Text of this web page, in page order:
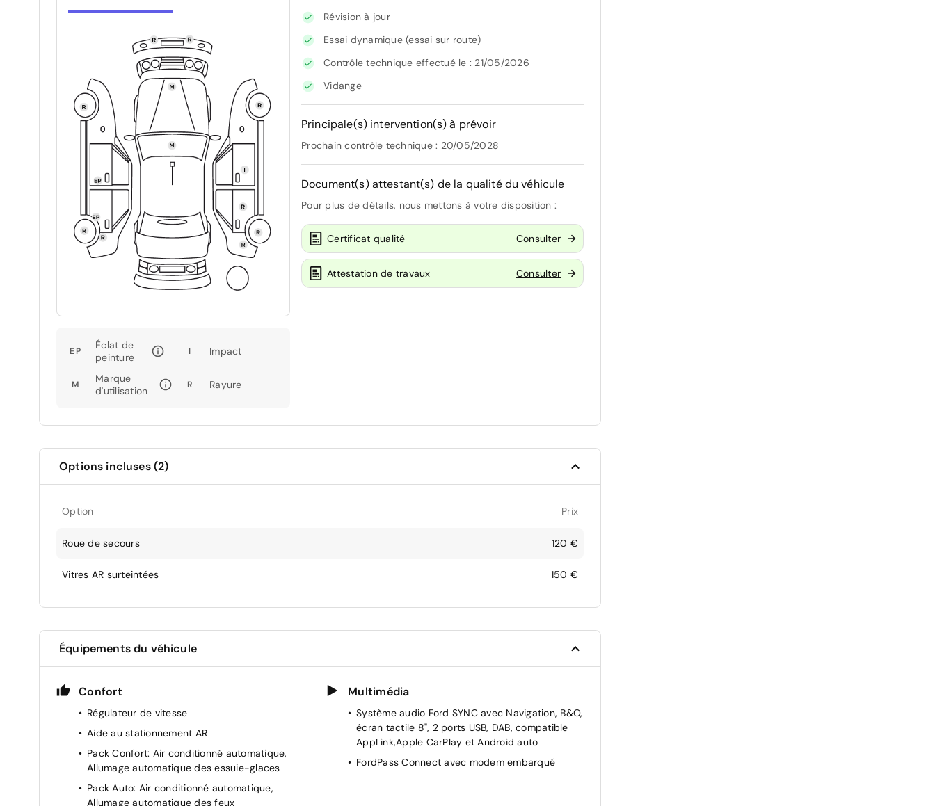
EP
Éclat de
peinture
I Impact
M
Marque
d'utilisation
R Rayure
Révision à jour
Essai dynamique (essai sur route)
Contrôle technique effectué le : 21/05/2026
Vidange
Principale(s) intervention(s) à prévoir
Prochain contrôle technique : 20/05/2028
Document(s) attestant(s) de la qualité du véhicule
Pour plus de détails, nous mettons à votre disposition :
Certificat qualité Consulter
Attestation de travaux Consulter
Options incluses (2)
Option Prix
Roue de secours 120 €
Vitres AR surteintées 150 €
Équipements du véhicule
Confort
Régulateur de vitesse
Aide au stationnement AR
Pack Confort: Air conditionné automatique,
Allumage automatique des essuie-glaces
Pack Auto: Air conditionné automatique,
Allumage automatique des feux
Multimédia
Système audio Ford SYNC avec Navigation, B&O,
écran tactile 8", 2 ports USB, DAB, compatible
AppLink,Apple CarPlay et Android auto
FordPass Connect avec modem embarqué